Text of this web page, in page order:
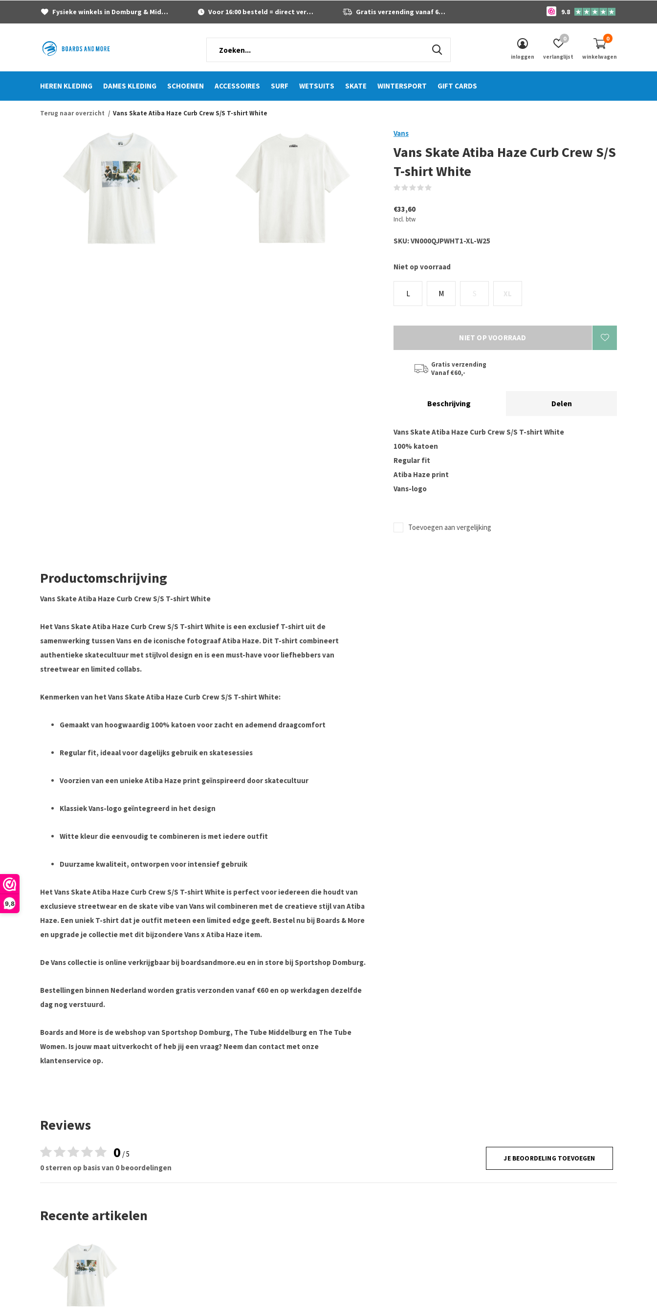
9,8
HEREN KLEDING DAMES KLEDING SCHOENEN ACCESSOIRES SURF WETSUITS SKATE WINTERSPORT GIFT CARDS
inloggen verlanglijst
0
winkelwagen
0
Fysieke winkels in Domburg & Middelburg Voor 16:00 besteld = direct verzonden Gratis verzending vanaf 60 euro 9.8
Terug naar overzicht Vans Skate Atiba Haze Curb Crew S/S T-shirt White
Vans
Vans Skate Atiba Haze Curb Crew S/S
T-shirt White
€33,60
Incl. btw
SKU:VN000QJPWHT1-XL-W25
Niet op voorraad
L M S XL
NIET OP VOORRAAD
Gratis verzending
Vanaf €60,-
Beschrijving Delen
Vans Skate Atiba Haze Curb Crew S/S T-shirt White
100% katoen
Regular fit
Atiba Haze print
Vans-logo
Toevoegen aan vergelijking
Productomschrijving
Vans Skate Atiba Haze Curb Crew S/S T-shirt White
Het Vans Skate Atiba Haze Curb Crew S/S T-shirt White is een exclusief T-shirt uit de
samenwerking tussen Vans en de iconische fotograaf Atiba Haze. Dit T-shirt combineert
authentieke skatecultuur met stijlvol design en is een must-have voor liefhebbers van
streetwear en limited collabs.
Kenmerken van het Vans Skate Atiba Haze Curb Crew S/S T-shirt White:
Gemaakt van hoogwaardig 100% katoen voor zacht en ademend draagcomfort
Regular fit, ideaal voor dagelijks gebruik en skatesessies
Voorzien van een unieke Atiba Haze print geïnspireerd door skatecultuur
Klassiek Vans-logo geïntegreerd in het design
Witte kleur die eenvoudig te combineren is met iedere outfit
Duurzame kwaliteit, ontworpen voor intensief gebruik
Het Vans Skate Atiba Haze Curb Crew S/S T-shirt White is perfect voor iedereen die houdt van
exclusieve streetwear en de skate vibe van Vans wil combineren met de creatieve stijl van Atiba
Haze. Een uniek T-shirt dat je outfit meteen een limited edge geeft. Bestel nu bij Boards & More
en upgrade je collectie met dit bijzondere Vans x Atiba Haze item.
De Vans collectie is online verkrijgbaar bij boardsandmore.eu en in store bij Sportshop Domburg.
Bestellingen binnen Nederland worden gratis verzonden vanaf €60 en op werkdagen dezelfde
dag nog verstuurd.
Boards and More is de webshop van Sportshop Domburg, The Tube Middelburg en The Tube
Women. Is jouw maat uitverkocht of heb jij een vraag? Neem dan contact met onze
klantenservice op.
Reviews
0 / 5
0 sterren op basis van 0 beoordelingen
JE BEOORDELING TOEVOEGEN
Recente artikelen